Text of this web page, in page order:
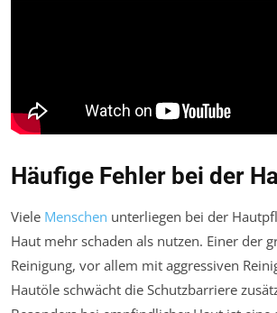
Häufige Fehler bei der
Viele Menschen unterliegen bei der
Haut mehr schaden als nutzen. Einer der
Reinigung, vor allem mit aggressiven
Hautöle schwächt die Schutzbarriere